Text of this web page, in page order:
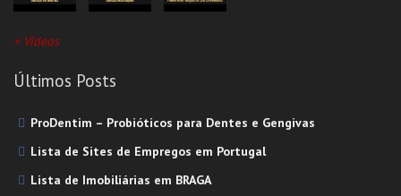
+ Vídeos
Últimos Posts
ProDentim – Probióticos para Dentes e Gengivas
Lista de Sites de Empregos em Portugal
Lista de Imobiliárias em BRAGA